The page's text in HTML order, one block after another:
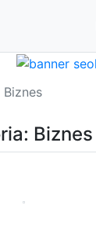
Biznes
Biznes